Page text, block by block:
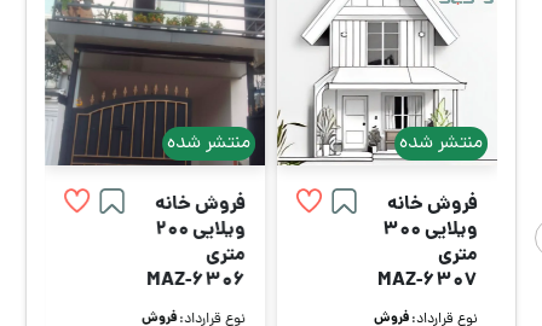
منتشر شده
فروش خانه
ویلایی 300
متری
MAZ-6307
نوع قرارداد:فروش
منتشر شده
فروش خانه
ویلایی 200
متری
MAZ-6306
نوع قرارداد:فروش